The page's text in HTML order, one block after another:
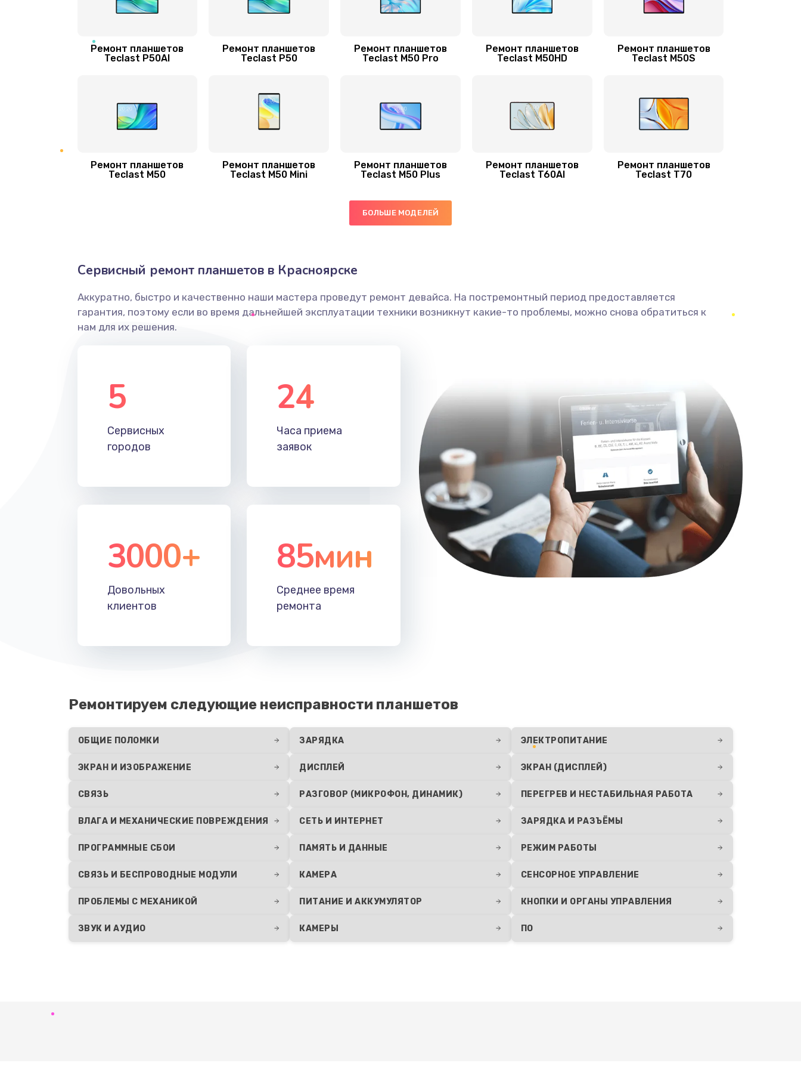
Ремонт планшетов
Teclast P50AI
Ремонт планшетов
Teclast P50
Ремонт планшетов
Teclast M50 Pro
Ремонт планшетов
Teclast M50HD
Ремонт планшетов
Teclast M50S
Ремонт планшетов
Teclast М50
Ремонт планшетов
Teclast M50 Mini
Ремонт планшетов
Teclast M50 Plus
Ремонт планшетов
Teclast T60AI
Ремонт планшетов
Teclast T70
БОЛЬШЕ МОДЕЛЕЙ
Сервисный ремонт планшетов в Красноярске
Аккуратно, быстро и качественно наши мастера проведут ремонт девайса. На постремонтный период предоставляется
гарантия, поэтому если во время дальнейшей эксплуатации техники возникнут какие-то проблемы, можно снова обратиться к
нам для их решения.
5
Сервисных
городов
24
Часа приема
заявок
3000+
Довольных
клиентов
85мин
Среднее время
ремонта
Ремонтируем следующие неисправности планшетов
ОБЩИЕ ПОЛОМКИ ЗАРЯДКА ЭЛЕКТРОПИТАНИЕ
ЭКРАН И ИЗОБРАЖЕНИЕ ДИСПЛЕЙ ЭКРАН (ДИСПЛЕЙ)
СВЯЗЬ РАЗГОВОР (МИКРОФОН, ДИНАМИК) ПЕРЕГРЕВ И НЕСТАБИЛЬНАЯ РАБОТА
ВЛАГА И МЕХАНИЧЕСКИЕ ПОВРЕЖДЕНИЯ СЕТЬ И ИНТЕРНЕТ ЗАРЯДКА И РАЗЪЁМЫ
ПРОГРАММНЫЕ СБОИ ПАМЯТЬ И ДАННЫЕ РЕЖИМ РАБОТЫ
СВЯЗЬ И БЕСПРОВОДНЫЕ МОДУЛИ КАМЕРА СЕНСОРНОЕ УПРАВЛЕНИЕ
ПРОБЛЕМЫ С МЕХАНИКОЙ ПИТАНИЕ И АККУМУЛЯТОР КНОПКИ И ОРГАНЫ УПРАВЛЕНИЯ
ЗВУК И АУДИО КАМЕРЫ ПО